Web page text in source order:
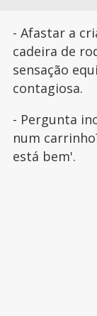
- Afastar a
cadeira de
sensação
contagiosa.
- Pergunta
num
está bem'.